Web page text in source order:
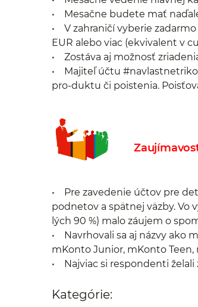
• Mesačne budete mať
• V zahraničí vyberie
EUR alebo viac (ekvivalent v
• Zostáva aj možnosť
• Majiteľ účtu
pro-duktu či poistenia.
• Pre zavedenie účtov pre
podnetov a spätnej väzby. Vo
lých 90 %) malo záujem o
• Navrhovali sa aj názvy ako
mKonto Junior, mKonto
• Najviac si respondenti
Kategórie: